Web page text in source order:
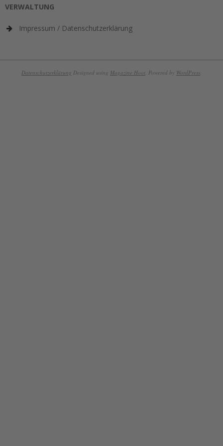
VERWALTUNG
Impressum / Datenschutzerklärung
Datenschutzerklärung Designed using Magazine Hoot. Powered by WordPress.